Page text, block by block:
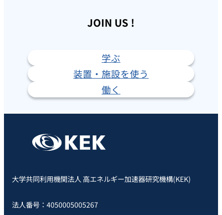
JOIN US !
学ぶ
装置・施設を使う
働く
大学共同利用機関法人 高エネルギー加速器研究機構(KEK)
法人番号：4050005005267